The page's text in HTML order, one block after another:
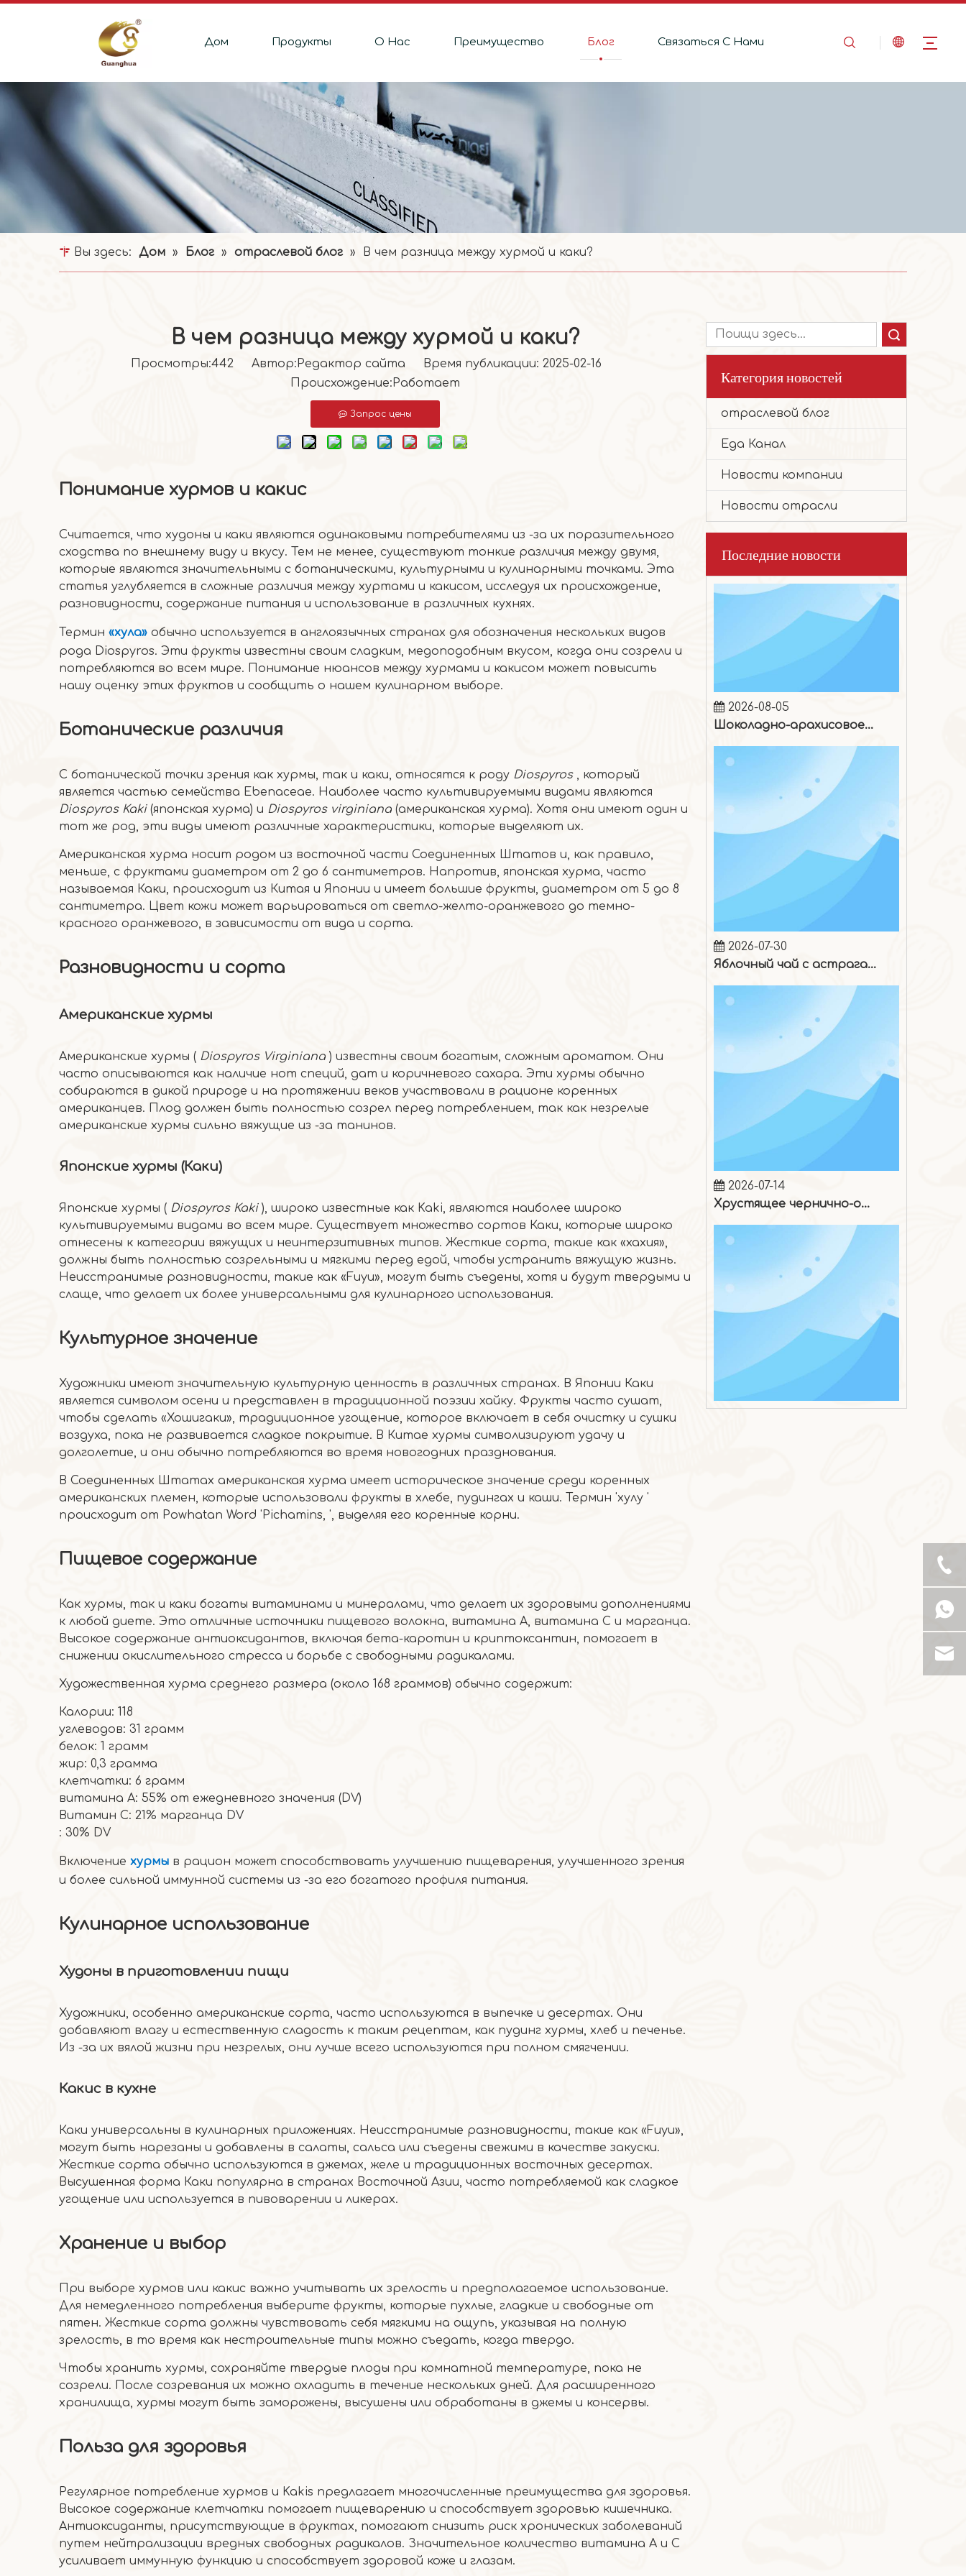
Дом Продукты О Hас Преимущество Блог Связаться C Hами
Вы здесь: Дом » Блог » отраслевой блог » В чем разница между хурмой и каки?
В чем разница между хурмой и каки?
Просмотры:442 Автор:Pедактор сайта Время публикации: 2025-02-16
Происхождение:Работает
Запрос цены
Понимание хурмов и какис
Считается, что худоны и каки являются одинаковыми потребителями из -за их поразительного
сходства по внешнему виду и вкусу. Тем не менее, существуют тонкие различия между двумя,
которые являются значительными с ботаническими, культурными и кулинарными точками. Эта
статья углубляется в сложные различия между хуртами и какисом, исследуя их происхождение,
разновидности, содержание питания и использование в различных кухнях.
Термин «хула» обычно используется в англоязычных странах для обозначения нескольких видов
рода Diospyros. Эти фрукты известны своим сладким, медоподобным вкусом, когда они созрели и
потребляются во всем мире. Понимание нюансов между хурмами и какисом может повысить
нашу оценку этих фруктов и сообщить о нашем кулинарном выборе.
Ботанические различия
С ботанической точки зрения как хурмы, так и каки, ​​относятся к роду Diospyros , который
является частью семейства Ebenaceae. Наиболее часто культивируемыми видами являются
Diospyros Kaki (японская хурма) и Diospyros virginiana (американская хурма). Хотя они имеют один и
тот же род, эти виды имеют различные характеристики, которые выделяют их.
Американская хурма носит родом из восточной части Соединенных Штатов и, как правило,
меньше, с фруктами диаметром от 2 до 6 сантиметров. Напротив, японская хурма, часто
называемая Каки, происходит из Китая и Японии и имеет большие фрукты, диаметром от 5 до 8
сантиметра. Цвет кожи может варьироваться от светло-желто-оранжевого до темно-
красного оранжевого, в зависимости от вида и сорта.
Разновидности и сорта
Американские хурмы
Американские хурмы ( Diospyros Virginiana ) известны своим богатым, сложным ароматом. Они
часто описываются как наличие нот специй, дат и коричневого сахара. Эти хурмы обычно
собираются в дикой природе и на протяжении веков участвовали в рационе коренных
американцев. Плод должен быть полностью созрел перед потреблением, так как незрелые
американские хурмы сильно вяжущие из -за танинов.
Японские хурмы (Каки)
Японские хурмы ( Diospyros Kaki ), широко известные как Kaki, являются наиболее широко
культивируемыми видами во всем мире. Существует множество сортов Каки, которые широко
отнесены к категории вяжущих и неинтерзитивных типов. Жесткие сорта, такие как «хахия»,
должны быть полностью созрельными и мягкими перед едой, чтобы устранить вяжущую жизнь.
Неисстранимые разновидности, такие как «Fuyu», могут быть съедены, хотя и будут твердыми и
слаще, что делает их более универсальными для кулинарного использования.
Культурное значение
Художники имеют значительную культурную ценность в различных странах. В Японии Каки
является символом осени и представлен в традиционной поэзии хайку. Фрукты часто сушат,
чтобы сделать «Хошигаки», традиционное угощение, которое включает в себя очистку и сушки
воздуха, пока не развивается сладкое покрытие. В Китае хурмы символизируют удачу и
долголетие, и они обычно потребляются во время новогодних празднования.
В Соединенных Штатах американская хурма имеет историческое значение среди коренных
американских племен, которые использовали фрукты в хлебе, пудингах и каши. Термин 'хулу '
происходит от Powhatan Word 'Pichamins, ', выделяя его коренные корни.
Пищевое содержание
Как хурмы, так и каки богаты витаминами и минералами, что делает их здоровыми дополнениями
к любой диете. Это отличные источники пищевого волокна, витамина А, витамина С и марганца.
Высокое содержание антиоксидантов, включая бета-каротин и криптоксантин, помогает в
снижении окислительного стресса и борьбе с свободными радикалами.
Художественная хурма среднего размера (около 168 граммов) обычно содержит:
Калории: 118
углеводов: 31 грамм
белок: 1 грамм
жир: 0,3 грамма
клетчатки: 6 грамм
витамина А: 55% от ежедневного значения (DV)
Витамин C: 21% марганца DV
: 30% DV
Включение хурмы в рацион может способствовать улучшению пищеварения, улучшенного зрения
и более сильной иммунной системы из -за его богатого профиля питания.
Кулинарное использование
Худоны в приготовлении пищи
Художники, особенно американские сорта, часто используются в выпечке и десертах. Они
добавляют влагу и естественную сладость к таким рецептам, как пудинг хурмы, хлеб и печенье.
Из -за их вялой жизни при незрелых, они лучше всего используются при полном смягчении.
Какис в кухне
Каки универсальны в кулинарных приложениях. Неисстранимые разновидности, такие как «Fuyu»,
могут быть нарезаны и добавлены в салаты, сальса или съедены свежими в качестве закуски.
Жесткие сорта обычно используются в джемах, желе и традиционных восточных десертах.
Высушенная форма Каки популярна в странах Восточной Азии, часто потребляемой как сладкое
угощение или используется в пивоварении и ликерах.
Хранение и выбор
При выборе хурмов или какис важно учитывать их зрелость и предполагаемое использование.
Для немедленного потребления выберите фрукты, которые пухлые, гладкие и свободные от
пятен. Жесткие сорта должны чувствовать себя мягкими на ощупь, указывая на полную
зрелость, в то время как нестроительные типы можно съедать, когда твердо.
Чтобы хранить хурмы, сохраняйте твердые плоды при комнатной температуре, пока не
созрели. После созревания их можно охладить в течение нескольких дней. Для расширенного
хранилища, хурмы могут быть заморожены, высушены или обработаны в джемы и консервы.
Польза для здоровья
Регулярное потребление хурмов и Kakis предлагает многочисленные преимущества для здоровья.
Высокое содержание клетчатки помогает пищеварению и способствует здоровью кишечника.
Антиоксиданты, присутствующие в фруктах, помогают снизить риск хронических заболеваний
путем нейтрализации вредных свободных радикалов. Значительное количество витамина А и С
усиливает иммунную функцию и способствует здоровой коже и глазам.
Категория новостей
отраслевой блог
Еда Канал
Новости компании
Новости отрасли
Последние новости
2026-07-07